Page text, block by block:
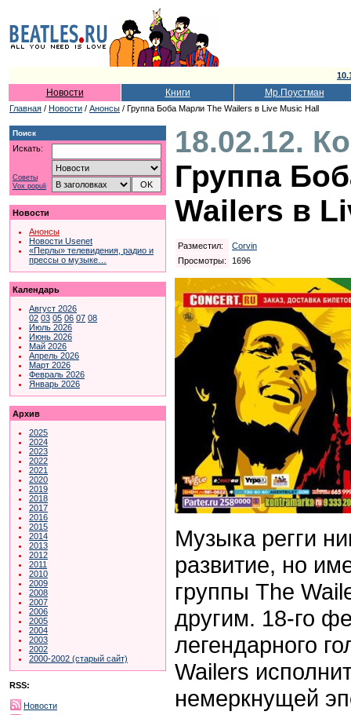
Новости Книги Мр.Поустман
Главная / Новости / Анонсы / Группа Боба Марли The Wailers в Live Music Hall
Поиск
Искать:
Советы
Vox populi
Новости
Анонсы
Новости Usenet
«Перлы» телевидения, радио и
прессы о музыке…
Календарь
Август 2026
02 03 05 06 07 08
Июль 2026
Июнь 2026
Май 2026
Апрель 2026
Март 2026
Февраль 2026
Январь 2026
Архив
2025
2024
2023
2022
2021
2020
2019
2018
2017
2016
2015
2014
2013
2012
2011
2010
2009
2008
2007
2006
2005
2004
2003
2002
2000-2002 (старый сайт)
RSS:
Новости
18.02.12.
Группа
Wailers в
Разместил:
Corvin
Просмотры:
1696
Музыка регги
развитие, но
группы The
другим. 18-го
легендарного
Wailers
немеркнущей